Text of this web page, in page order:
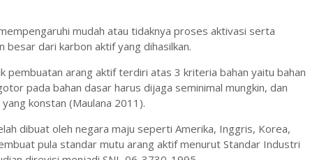
mudah atau tidaknya proses aktivasi serta
dari karbon aktif yang dihasilkan.
pembuatan arang aktif terdiri atas 3 kriteria bahan yaitu bahan
pada bahan dasar harus dijaga seminimal mungkin, dan
konstan (Maulana 2011).
dibuat oleh negara maju seperti Amerika, Inggris, Korea,
pula standar mutu arang aktif menurut Standar Industri